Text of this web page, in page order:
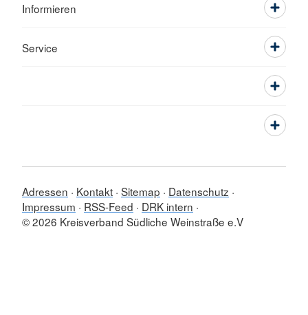
Informieren
Service
Adressen Kontakt Sitemap
Datenschutz
Impressum
RSS-Feed
DRK intern
© 2026 Kreisverband Südliche Weinstraße e.V